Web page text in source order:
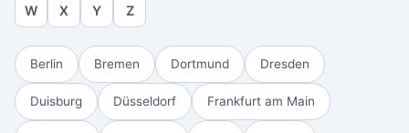
W X Y Z
Berlin Bremen Dortmund Dresden
Duisburg Düsseldorf Frankfurt am Main